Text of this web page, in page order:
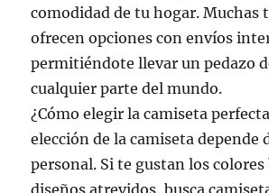
comodidad de tu hogar. Muchas
ofrecen opciones con envíos
permitiéndote llevar un pedazo
cualquier parte del mundo.
¿Cómo elegir la camiseta
elección de la camiseta depende
personal. Si te gustan los
diseños atrevidos, busca